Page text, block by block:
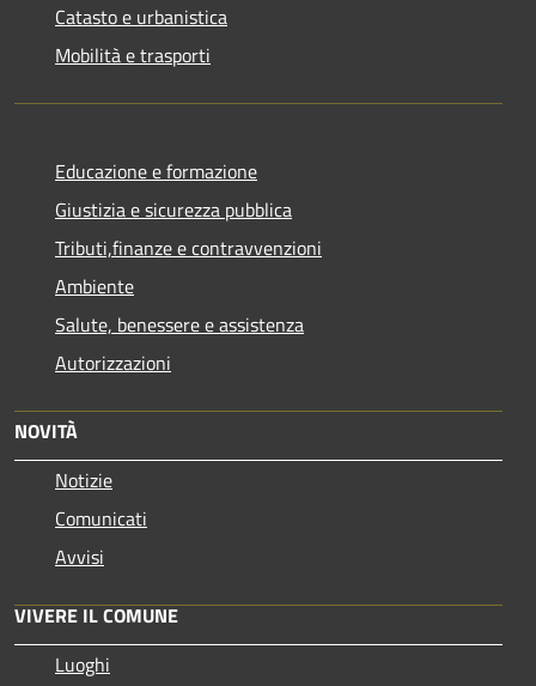
Catasto e urbanistica
Mobilità e trasporti
Educazione e formazione
Giustizia e sicurezza pubblica
Tributi,finanze e contravvenzioni
Ambiente
Salute, benessere e assistenza
Autorizzazioni
NOVITÀ
Notizie
Comunicati
Avvisi
VIVERE IL COMUNE
Luoghi